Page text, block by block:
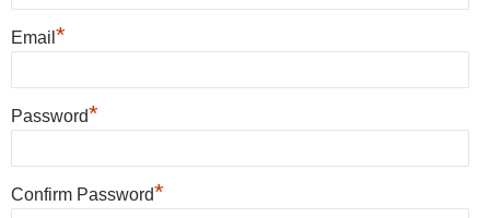
Email *
Password*
Confirm Password*